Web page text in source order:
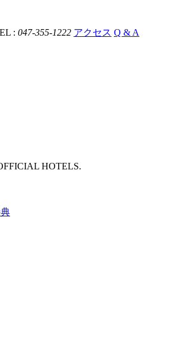
: 047-355-1222 アクセス Q & A
HOTELS.